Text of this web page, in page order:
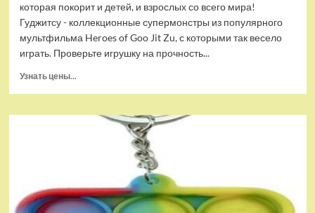
которая покорит и детей, и взрослых со всего мира!
Гуджитсу - коллекционные супермонстры из популярного
мультфильма Heroes of Goo Jit Zu, с которыми так весело
играть. Проверьте игрушку на прочность...
Узнать цены...
Тянущаяся
Паук
Водная